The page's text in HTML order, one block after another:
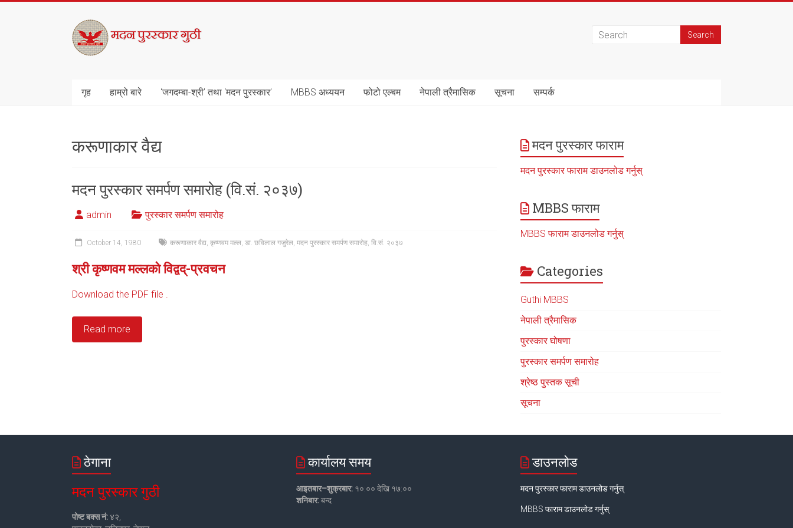
मदन
पुरस्कार
गुठी
गृह हाम्रो बारे ‘जगदम्बा-श्री’ तथा ‘मदन पुरस्कार’ MBBS अध्ययन फोटो एल्बम नेपाली त्रैमासिक सूचना सम्पर्क
करूणाकार वैद्य
मदन पुरस्कार समर्पण समारोह (वि.सं. २०३७)
admin पुरस्कार समर्पण समारोह
October 14, 1980 करूणाकार वैद्य, कृष्णवम मल्ल, डा. छविलाल गजुरेल, मदन पुरस्कार समर्पण समारोह, वि.सं. २०३७
श्री कृष्णवम मल्लको विद्वद्-प्रवचन
Download the PDF file .
Read more
मदन पुरस्कार फाराम
मदन पुरस्कार फाराम डाउनलोड गर्नुस्
MBBS फाराम
MBBS फाराम डाउनलोड गर्नुस्
Categories
Guthi MBBS
नेपाली त्रैमासिक
पुरस्कार घोषणा
पुरस्कार समर्पण समारोह
श्रेष्ठ पुस्तक सूची
सूचना
ठेगाना
मदन पुरस्कार गुठी
पोष्ट बक्स नं: ४२,
कार्यालय समय
आइतबार–शुक्रबार:१०:०० देखि १७:००
शनिबार:बन्द
डाउनलोड
मदन पुरस्कार फाराम डाउनलोड गर्नुस्
MBBS फाराम डाउनलोड गर्नुस्